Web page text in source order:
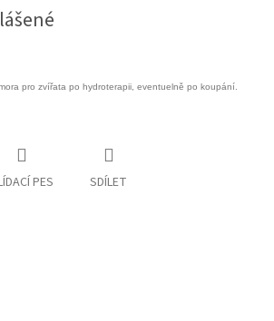
pro zvířata po hydroterapii, eventuelně po koupání.
PES SDÍLET